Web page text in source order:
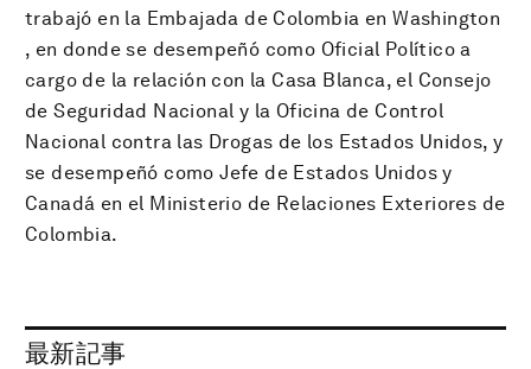
trabajó en la Embajada de Colombia en Washington
, en donde se desempeñó como Oficial Político a
cargo de la relación con la Casa Blanca, el Consejo
de Seguridad Nacional y la Oficina de Control
Nacional contra las Drogas de los Estados Unidos, y
se desempeñó como Jefe de Estados Unidos y
Canadá en el Ministerio de Relaciones Exteriores de
Colombia.
最新記事